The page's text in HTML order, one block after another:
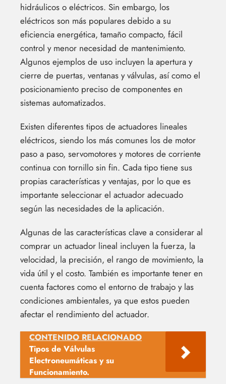
hidráulicos o eléctricos. Sin embargo, los
eléctricos son más populares debido a su
eficiencia energética, tamaño compacto, fácil
control y menor necesidad de mantenimiento.
Algunos ejemplos de uso incluyen la apertura y
cierre de puertas, ventanas y válvulas, así como el
posicionamiento preciso de componentes en
sistemas automatizados.
Existen diferentes tipos de actuadores lineales
eléctricos, siendo los más comunes los de motor
paso a paso, servomotores y motores de corriente
continua con tornillo sin fin. Cada tipo tiene sus
propias características y ventajas, por lo que es
importante seleccionar el actuador adecuado
según las necesidades de la aplicación.
Algunas de las características clave a considerar al
comprar un actuador lineal incluyen la fuerza, la
velocidad, la precisión, el rango de movimiento, la
vida útil y el costo. También es importante tener en
cuenta factores como el entorno de trabajo y las
condiciones ambientales, ya que estos pueden
afectar el rendimiento del actuador.
CONTENIDO RELACIONADO
Tipos de Válvulas
Electroneumáticas y su
Funcionamiento.